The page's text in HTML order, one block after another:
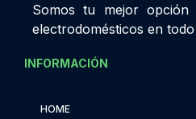
Somos tu mejor opción
electrodomésticos en
INFORMACIÓN
HOME